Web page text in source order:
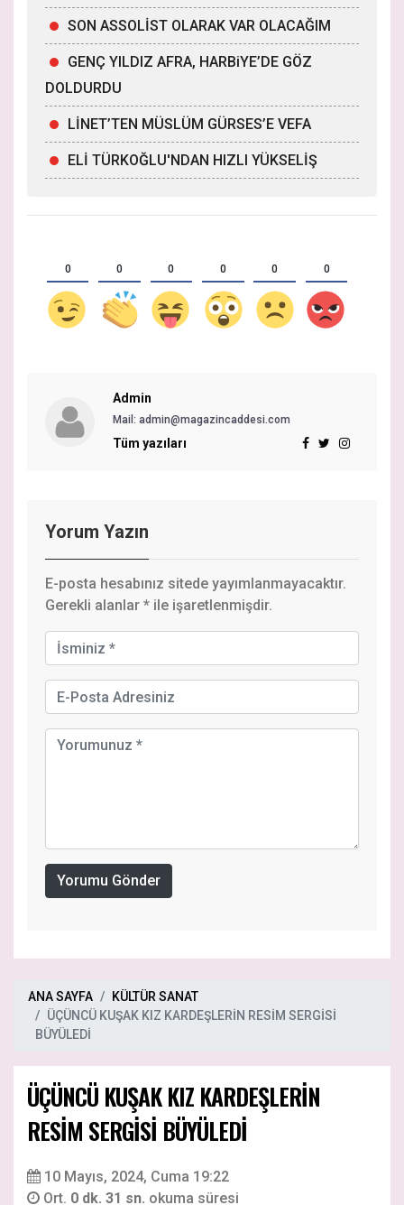
SON ASSOLİST OLARAK VAR OLACAĞIM
GENÇ YILDIZ AFRA, HARBiYE’DE GÖZ
DOLDURDU
LİNET’TEN MÜSLÜM GÜRSES’E VEFA
ELİ TÜRKOĞLU'NDAN HIZLI YÜKSELİŞ
0 0 0 0 0 0
Admin
Mail: admin@magazincaddesi.com
Tüm yazıları
Yorum Yazın
E-posta hesabınız sitede yayımlanmayacaktır.
Gerekli alanlar * ile işaretlenmişdir.
Yorumu Gönder
ANA SAYFA
KÜLTÜR SANAT
ÜÇÜNCÜ KUŞAK KIZ KARDEŞLERİN RESİM SERGİSİ
BÜYÜLEDİ
ÜÇÜNCÜ KUŞAK KIZ KARDEŞLERİN
RESİM SERGİSİ BÜYÜLEDİ
10 Mayıs, 2024, Cuma 19:22
Ort. 0 dk. 31 sn. okuma süresi